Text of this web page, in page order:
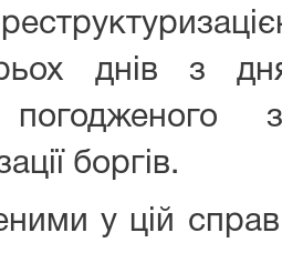
днів з
боргів.
у цій